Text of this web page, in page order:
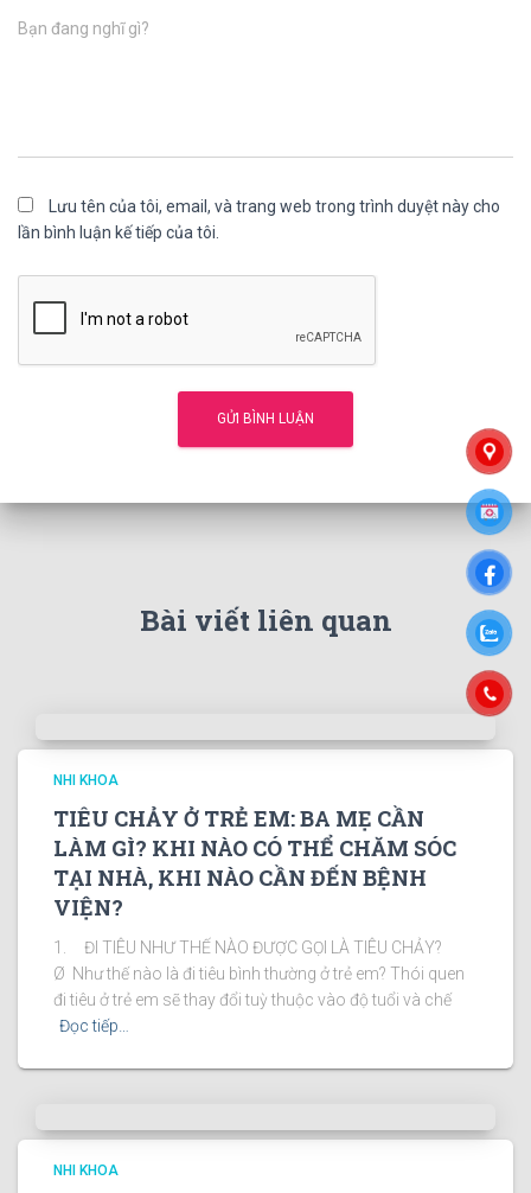
Bạn đang nghĩ gì?
Lưu tên của tôi, email, và trang web trong trình duyệt này cho
lần bình luận kế tiếp của tôi.
Bài viết liên quan
NHI KHOA
TIÊU CHẢY Ở TRẺ EM: BA MẸ CẦN
LÀM GÌ? KHI NÀO CÓ THỂ CHĂM SÓC
TẠI NHÀ, KHI NÀO CẦN ĐẾN BỆNH
VIỆN?
1. ĐI TIÊU NHƯ THẾ NÀO ĐƯỢC GỌI LÀ TIÊU CHẢY?
Ø Như thế nào là đi tiêu bình thường ở trẻ em? Thói quen
đi tiêu ở trẻ em sẽ thay đổi tuỳ thuộc vào độ tuổi và chế
Đọc tiếp…
NHI KHOA